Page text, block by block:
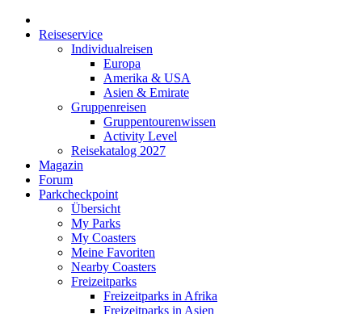
Reiseservice
Individualreisen
Europa
Amerika & USA
Asien & Emirate
Gruppenreisen
Gruppentourenwissen
Activity Level
Reisekatalog 2027
Magazin
Forum
Parkcheckpoint
Übersicht
My Parks
My Coasters
Meine Favoriten
Nearby Coasters
Freizeitparks
Freizeitparks in Afrika
Freizeitparks in Asien